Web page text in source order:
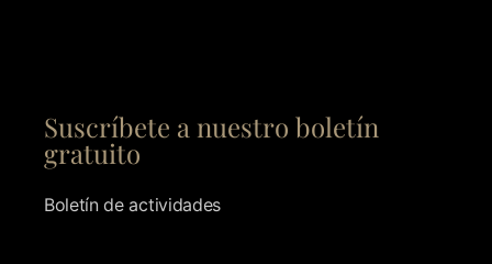
Suscríbete a nuestro boletín
gratuito
Boletín de actividades